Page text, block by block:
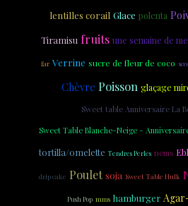
lentilles corail Glace polenta
Tiramisu fruits une semaine de
far Verrine sucre de fleur de coco
Chèvre Poisson glaçage
Sweet table Anniversaire La
Sweet Table Blanche-Neige -
tortilla/omelette Tendres Perles nems
drip cake Poulet soja Sweet Table Hulk
Push Pop mms hamburger